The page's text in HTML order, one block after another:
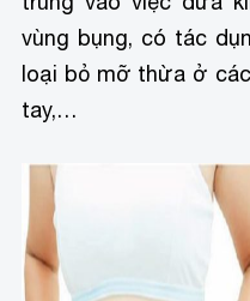
vùng bụng, có tác
loại bỏ mỡ thừa ở
tay,…